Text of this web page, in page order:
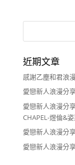
近期文章
感謝乙塵和君浪
愛戀新人浪漫分
愛戀新人浪漫分
CHAPEL-煜倫&
愛戀新人浪漫分
愛戀新人浪漫分